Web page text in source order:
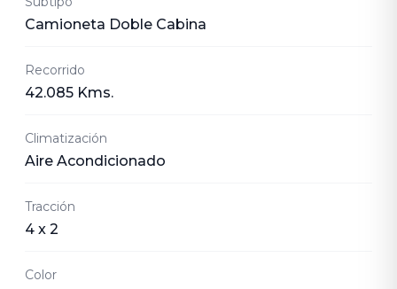
Camioneta Doble Cabina
Recorrido
42.085 Kms.
Climatización
Aire Acondicionado
Tracción
4 x 2
Color